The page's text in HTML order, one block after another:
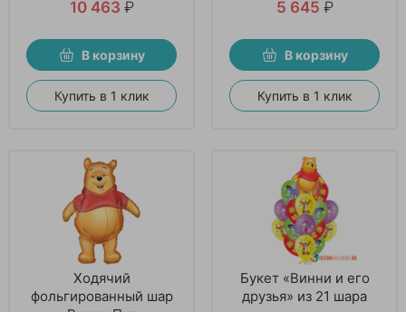
10 463 ₽
В корзину
Купить в 1 клик
5 645 ₽
В корзину
Купить в 1 клик
Ходячий
фольгированный шар
Букет «Винни и его
друзья» из 21 шара